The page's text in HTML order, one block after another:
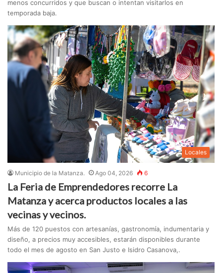
menos concurridos y que buscan o intentan visitarlos en
temporada baja.
Locales
Municipio de la Matanza. Ago 04, 2026 6
La Feria de Emprendedores recorre La
Matanza y acerca productos locales a las
vecinas y vecinos.
Más de 120 puestos con artesanías, gastronomía, indumentaria y
diseño, a precios muy accesibles, estarán disponibles durante
todo el mes de agosto en San Justo e Isidro Casanova,.